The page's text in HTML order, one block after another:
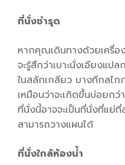
ที่นั่งชำรุด
หากคุณเดินทางด้วยเครื่
จะรู้สึกว่าเบาะนั่งเอียงแ
ในสลักเกลียว บางทีกลไ
เหมือนว่าจะเกิดขึ้นบ่อยกว่
ที่นั่งนี้อาจจะเป็นที่นั่งที่แย่
สามารถวางแผนได้
ที่นั่งใกล้ห้องน้ำ